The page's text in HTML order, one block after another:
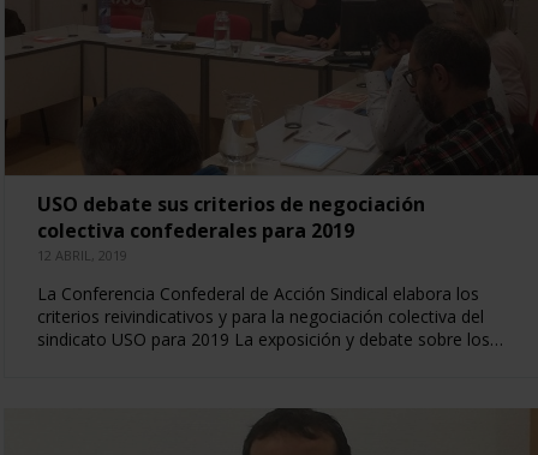
USO debate sus criterios de negociación
colectiva confederales para 2019
12 ABRIL, 2019
La Conferencia Confederal de Acción Sindical elabora los
criterios reivindicativos y para la negociación colectiva del
sindicato USO para 2019 La exposición y debate sobre los…